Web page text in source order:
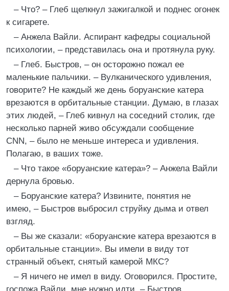
– Что? – Глеб щелкнул зажигалкой и поднес огонек
к сигарете.
– Анжела Вайли. Аспирант кафедры социальной
психологии, – представилась она и протянула руку.
– Глеб. Быстров, – он осторожно пожал ее
маленькие пальчики. – Вулканического удивления,
говорите? Не каждый же день боруанские катера
врезаются в орбитальные станции. Думаю, в глазах
этих людей, – Глеб кивнул на соседний столик, где
несколько парней живо обсуждали сообщение
CNN, – было не меньше интереса и удивления.
Полагаю, в ваших тоже.
– Что такое «боруанские катера»? – Анжела Вайли
дернула бровью.
– Боруанские катера? Извините, понятия не
имею, – Быстров выбросил струйку дыма и отвел
взгляд.
– Вы же сказали: «боруанские катера врезаются в
орбитальные станции». Вы имели в виду тот
странный объект, снятый камерой МКС?
– Я ничего не имел в виду. Оговорился. Простите,